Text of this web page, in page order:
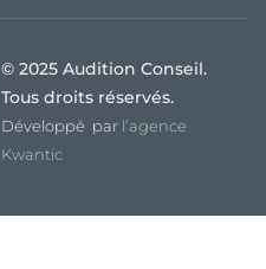
© 2025 Audition Conseil.
Tous droits réservés.
Développé par l’agence
Kwantic